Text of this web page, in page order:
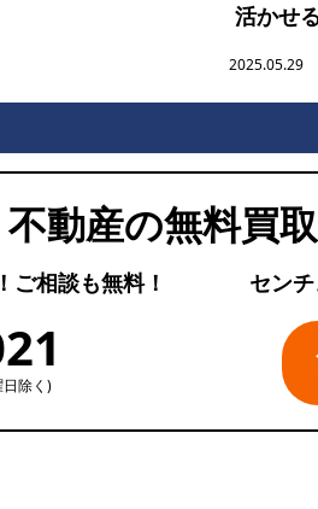
活かせ
2025.05.29
不動産の無料買
相談も無料！ セン
日除く)